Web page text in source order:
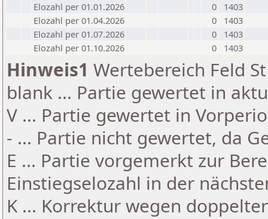
Elozahl per 01.01.2026
0
1403
Elozahl per 01.04.2026
0
1403
Elozahl per 01.07.2026
0
1403
Elozahl per 01.10.2026
0 1403
Hinweis1 Wertebereich Feld
blank ... Partie gewertet in
V ... Partie gewertet in
- ... Partie nicht gewertet, da
E ... Partie vorgemerkt zur
Einstiegselozahl in der
K ... Korrektur wegen